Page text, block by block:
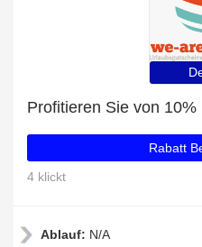
Rabatt
4 klickt
Ablauf: N/A